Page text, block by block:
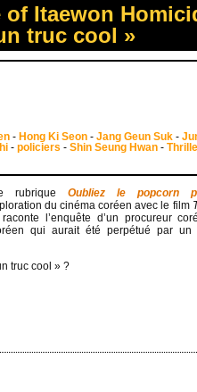
of Itaewon
truc cool »
- Hong Ki Seon - Jang Geun Suk -
- policiers - Shin Seung Hwan -
rubrique Oubliez le popcorn
du cinéma coréen avec le film
l’enquête d’un procureur
qui aurait été perpétué par un
truc cool » ?